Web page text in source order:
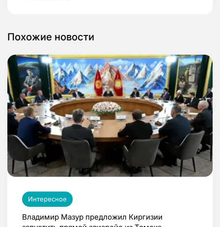
Похожие новости
Интересное
Владимир Мазур предложил Киргизии